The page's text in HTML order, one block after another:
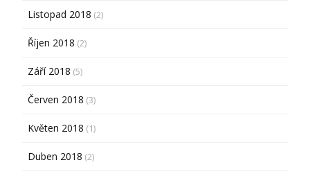
Listopad 2018 (2)
Říjen 2018 (2)
Září 2018 (5)
Červen 2018 (3)
Květen 2018 (1)
Duben 2018 (2)